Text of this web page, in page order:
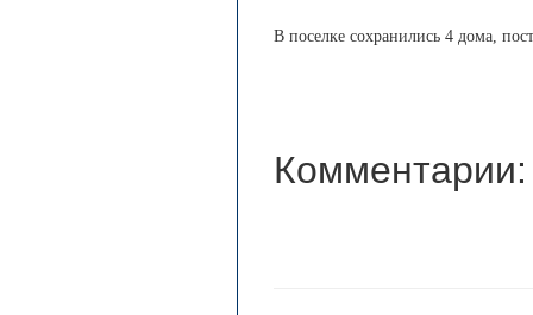
В поселке сохранились 4 дома,
Комментарии: